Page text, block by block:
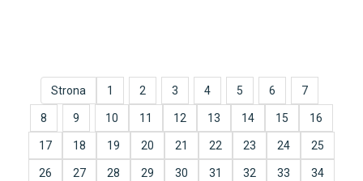
Strona 1 2 3 4 5 6 7
8 9 10 11 12 13 14 15 16
17 18 19 20 21 22 23 24 25
26 27 28 29 30 31 32 33 34